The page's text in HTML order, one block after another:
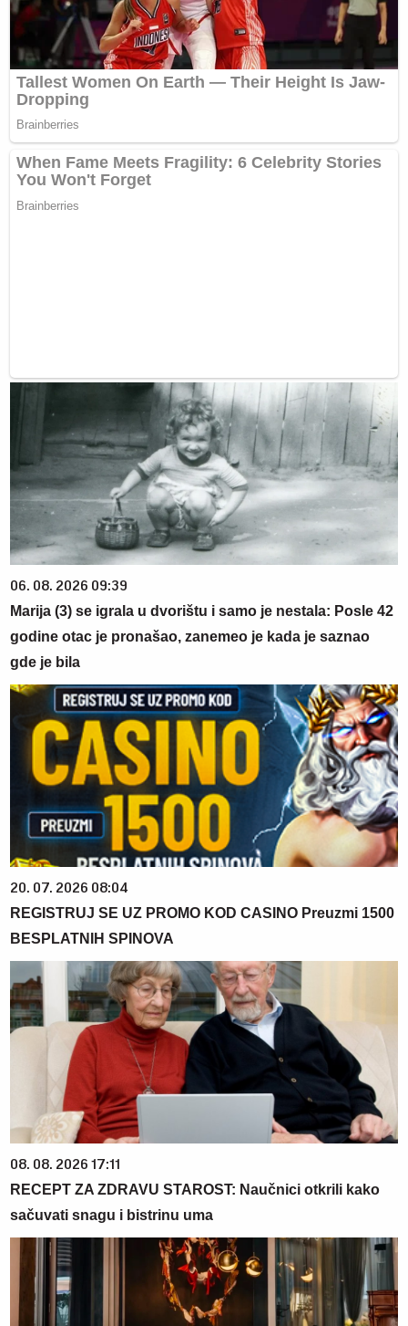
06. 08. 2026 09:39
Marija (3) se igrala u dvorištu i samo je nestala: Posle 42
godine otac je pronašao, zanemeo je kada je saznao
gde je bila
20. 07. 2026 08:04
REGISTRUJ SE UZ PROMO KOD CASINO Preuzmi 1500
BESPLATNIH SPINOVA
08. 08. 2026 17:11
RECEPT ZA ZDRAVU STAROST: Naučnici otkrili kako
sačuvati snagu i bistrinu uma